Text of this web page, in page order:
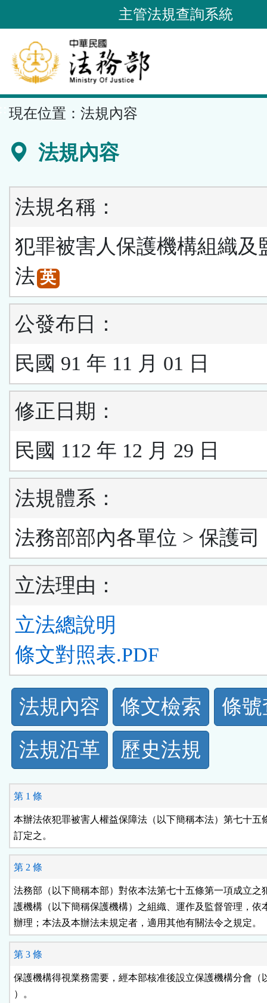
到
要
內
容
區
主管法規查詢系統
現在位置： 法規內容
法規內容
法規名稱：
犯罪被害人保護機構組織及
法 英
公發布日：
民國 91 年 11 月 01 日
修正日期：
民國 112 年 12 月 29 日
法規體系：
法務部部內各單位 > 保護司
立法理由：
立法總說明
條文對照表.PDF
法
規
功
能
按
鈕
區
法規內容 條文檢索
條
法規沿革
歷史法規
第 1 條
本辦法依犯罪被害人權益保障法（以下簡稱本法）第七十五
訂定之。
第 2 條
法務部（以下簡稱本部）對依本法第七十五條第一項成立之
護機構（以下簡稱保護機構）之組織、運作及監督管理，依
辦理；本法及本辦法未規定者，適用其他有關法令之規定。
第 3 條
保護機構得視業務需要，經本部核准後設立保護機構分會（
）。